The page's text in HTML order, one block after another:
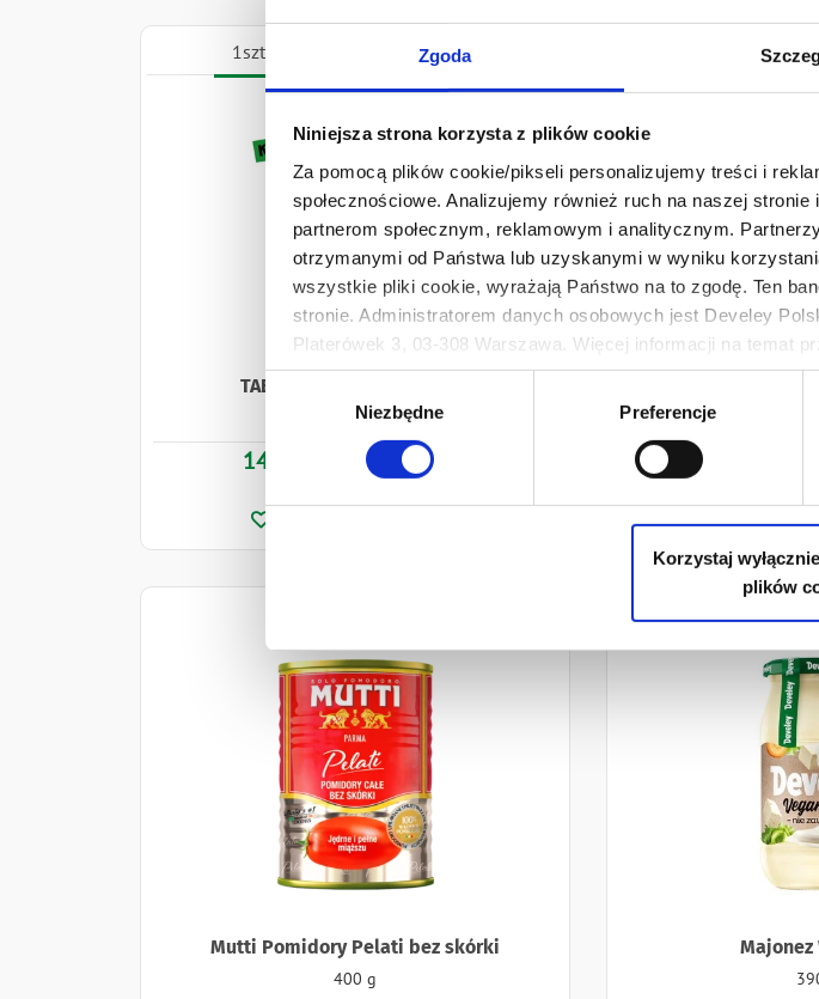
Zgoda
Niniejsza strona korzysta z plików cookie
Za pomocą plików cookie/pikseli personalizujemy treści i
społecznościowe. Analizujemy również ruch na naszej
partnerom społecznym, reklamowym i analitycznym.
otrzymanymi od Państwa lub uzyskanymi w wyniku
wszystkie pliki cookie, wyrażają Państwo na to zgodę. Ten
stronie. Administratorem danych osobowych jest Develey
Platerówek 3, 03-308 Warszawa. Więcej informacji na temat
Prywatności.
Ten baner umożliwia ustawienie Twoich preferencji tylko na
Develey Polska Sp. z o.o z siedzibą w Warszawie przy ul.
przetwarzaniu danych osobowych jest wPolityki prywatności
Wybór
Niezbędne Preferencje
Korzystaj
plików
TABASCO® Jalapeño Sauce
60 ml
14,99 zł
1szt. 12szt.
Ilość
-
Mutti Pomidory Pelati bez skórki
400 g
Majonez